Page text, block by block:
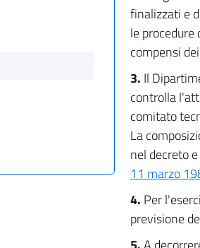
finalizzati e
le
compensi
3. Il
controlla
comitato
La
nel decreto
11 marzo
4. Per
previsione